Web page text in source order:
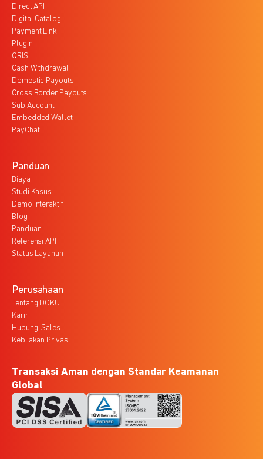
Direct API
Digital Catalog
Payment Link
Plugin
QRIS
Cash Withdrawal
Domestic Payouts
Cross Border Payouts
Sub Account
Embedded Wallet
PayChat
Panduan
Biaya
Studi Kasus
Demo Interaktif
Blog
Panduan
Referensi API
Status Layanan
Perusahaan
Tentang DOKU
Karir
Hubungi Sales
Kebijakan Privasi
Transaksi Aman dengan Standar Keamanan
Global